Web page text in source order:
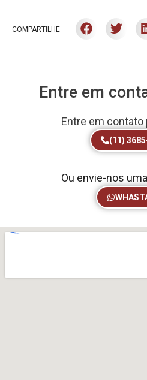
COMPARTILHE
Entre em
Entre em contato
(11)
Ou envie-nos uma